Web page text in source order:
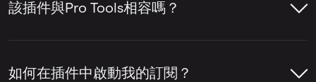
協同工作。 已在Ableton Live、Reaper以及
該插件與Pro Tools相容嗎？
件主要提供VST3格式，並提供AU（音訊單
如何在插件中啟動我的訂閱？